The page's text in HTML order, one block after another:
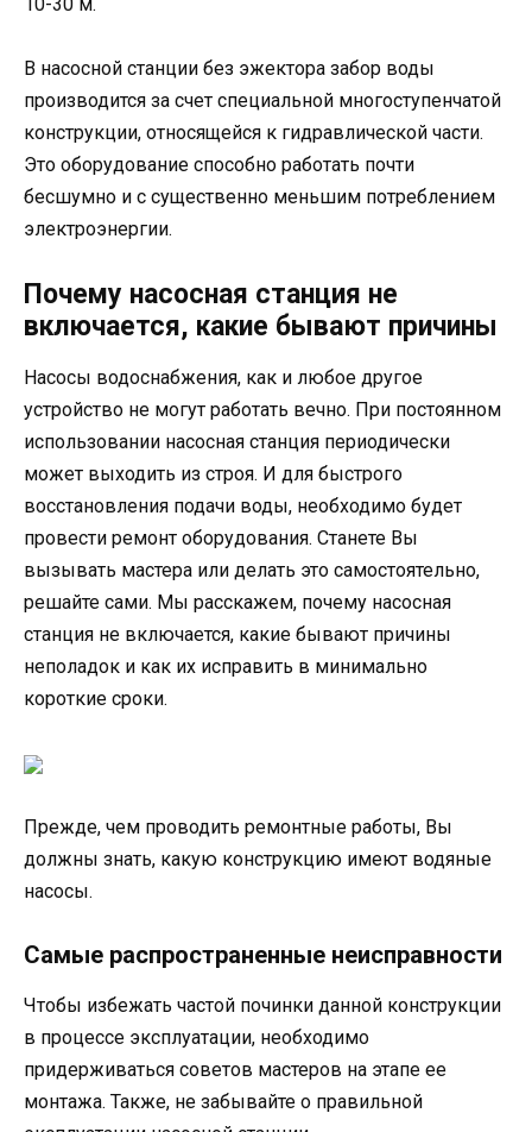
В насосной станции без эжектора забор воды
производится за счет специальной многоступенчатой
конструкции, относящейся к гидравлической части.
Это оборудование способно работать почти
бесшумно и с существенно меньшим потреблением
электроэнергии.
Почему насосная станция не
включается, какие бывают причины
Насосы водоснабжения, как и любое другое
устройство не могут работать вечно. При постоянном
использовании насосная станция периодически
может выходить из строя. И для быстрого
восстановления подачи воды, необходимо будет
провести ремонт оборудования. Станете Вы
вызывать мастера или делать это самостоятельно,
решайте сами. Мы расскажем, почему насосная
станция не включается, какие бывают причины
неполадок и как их исправить в минимально
короткие сроки.
Прежде, чем проводить ремонтные работы, Вы
должны знать, какую конструкцию имеют водяные
насосы.
Самые распространенные неисправности
Чтобы избежать частой починки данной конструкции
в процессе эксплуатации, необходимо
придерживаться советов мастеров на этапе ее
монтажа. Также, не забывайте о правильной